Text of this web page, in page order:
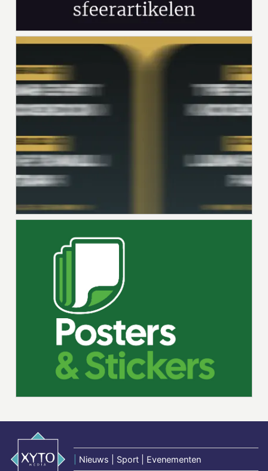
Nieuws | Sport | Evenementen